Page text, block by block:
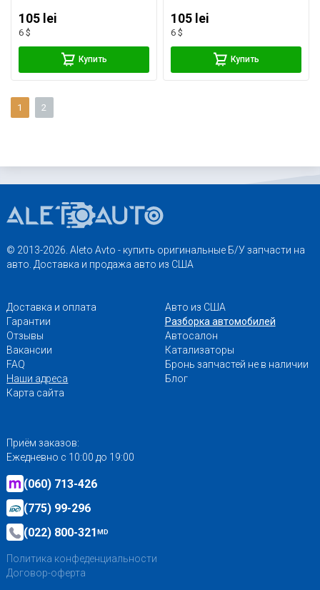
105 lei
6 $
Купить
105 lei
6 $
Купить
1 2
© 2013-2026. Aleto Avto - купить оригинальные Б/У запчасти на
авто. Доставка и продажа авто из США
Доставка и оплата
Гарантии
Отзывы
Вакансии
FAQ
Наши адреса
Карта сайта
Авто из США
Разборка автомобилей
Автосалон
Катализаторы
Бронь запчастей не в наличии
Блог
Приём заказов:
Ежедневно с 10:00 до 19:00
(060) 713-426
(775) 99-296
(022) 800-321MD
Политика конфеденциальности
Договор-оферта